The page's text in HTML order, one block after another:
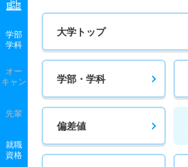
学部
学科
オー
キャン
先輩
就職
資格
大学トップ
学部・学科
偏差値